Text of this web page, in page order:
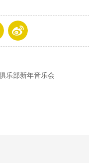
俱乐部新年音乐会